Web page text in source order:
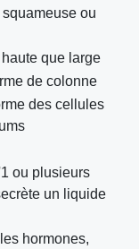
ou
que large
de colonne
des cellules
ou plusieurs
un liquide
hormones,